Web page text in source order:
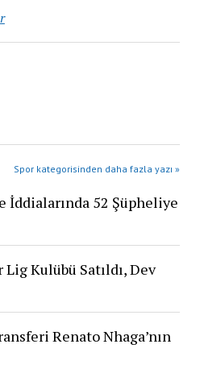
Spor kategorisinden daha fazla yazı »
İddialarında 52 Şüpheliye
Kulübü Satıldı, Dev
Renato Nhaga’nın